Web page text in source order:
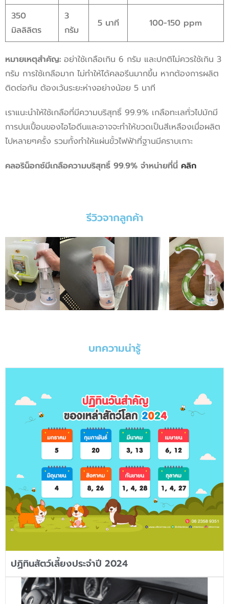
350
มิลลิลิตร
3
กรัม
5 นาที 100-150 ppm
หมายเหตุสำคัญ: อย่าใช้เกลือเกิน 6 กรัม และปกติไม่ควรใช้เกิน 3
กรัม การใช้เกลือมาก ไม่ทำให้ได้คลอรีนมากขึ้น หากต้องการผลิต
ติดต่อกัน ต้องเว้นระยะห่างอย่างน้อย 5 นาที
เราแนะนำให้ใช้เกลือที่มีความบริสุทธิ์ 99.9% เกลือทะเลทั่วไปมักมี
การปนเปื้อนของไอโอดีนและอาจจะทำให้ขวดเป็นสีเหลืองเมื่อผลิต
ไปหลายๆครั้ง รวมทั้งทำให้แผ่นขั้วไฟฟ้าที่ฐานมีคราบเกาะ
คลอริน็อกซ์มีเกลือความบริสุทธิ์ 99.9% จำหน่ายที่นี่ คลิก
รีวิวจากลูกค้า
บทความน่ารู้
ปฏิทินสัตว์เลี้ยงประจำปี 2024